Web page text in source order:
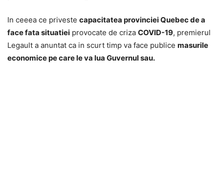
In ceeea ce priveste capacitatea provinciei Quebec de a
face fata situatiei provocate de criza COVID-19, premierul
Legault a anuntat ca in scurt timp va face publice masurile
economice pe care le va lua Guvernul sau.